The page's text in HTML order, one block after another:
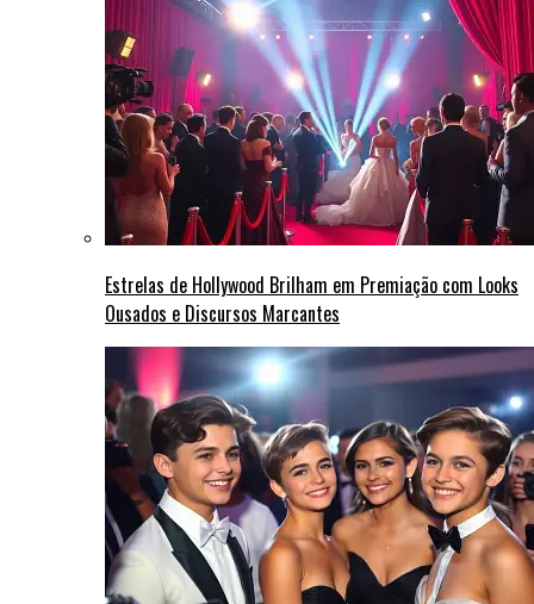
Estrelas de Hollywood Brilham em Premiação com Looks
Ousados e Discursos Marcantes